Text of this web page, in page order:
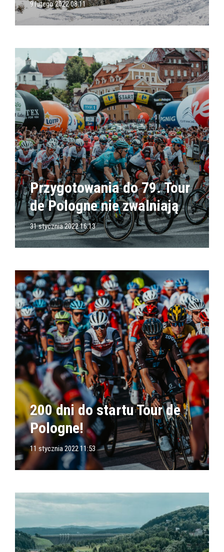
9 lutego 2022 08:11
Przygotowania do 79. Tour
de Pologne nie zwalniają
31 stycznia 2022 16:13
200 dni do startu Tour de
Pologne!
11 stycznia 2022 11:53